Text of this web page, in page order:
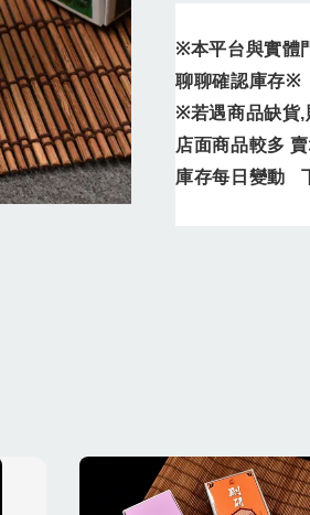
※本平台與實體
聊聊確認庫存※
※若遇商品缺貨,
店面商品較多
庫存每日變動